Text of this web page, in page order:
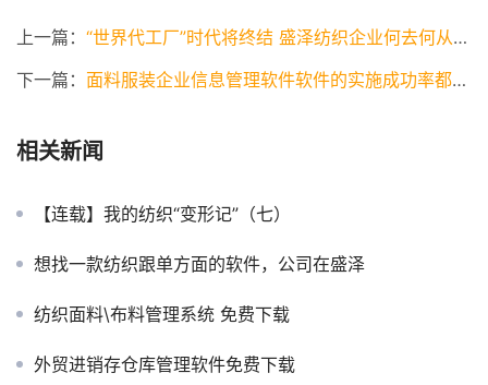
上一篇： “世界代工厂”时代将终结 盛泽纺织企业何去何从（2）
下一篇： 面料服装企业信息管理软件软件的实施成功率都受那些因素影响?
相关新闻
【连载】我的纺织“变形记”（七）
想找一款纺织跟单方面的软件，公司在盛泽
纺织面料\布料管理系统 免费下载
外贸进销存仓库管理软件免费下载